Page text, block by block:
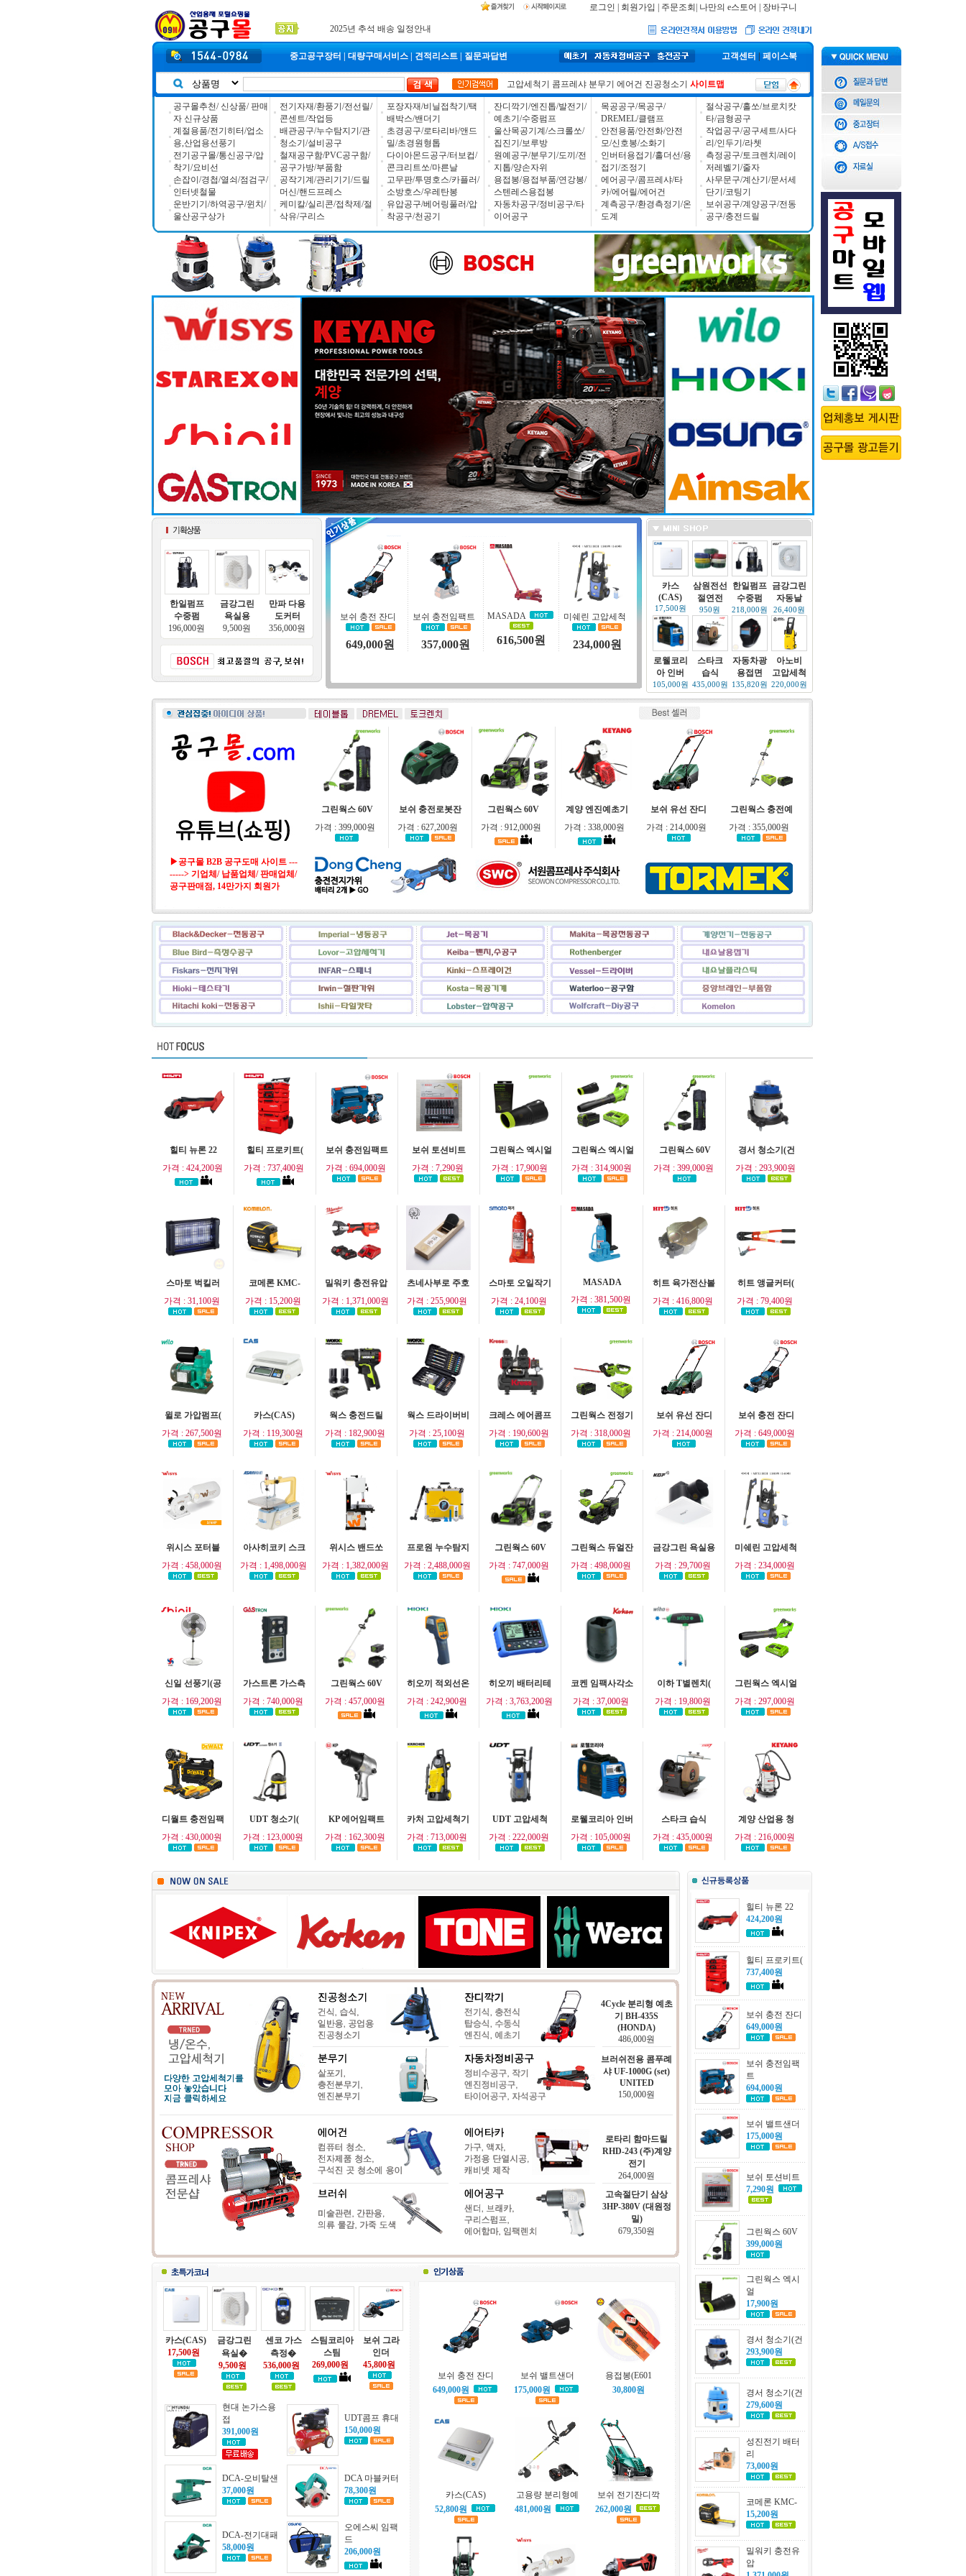
로그인 회원가입 주문조회 나만의 e스토어 장바구니
2025년 추석 배송 일정안내
중고공구장터 대량구매서비스 견적리스트 질문과답변 고객센터 페이스북
고압세척기 콤프레샤 분무기 에어건 진공청소기 사이트맵
공구몰추천/ 신상품/ 판매
자 신규상품
계절용품/전기히터/업소
용,산업용선풍기
전기공구몰/통신공구/압
착기/요비선
손잡이/경첩/열쇠/점검구/
인터넷철물
운반기기/하역공구/윈치/
울산공구상가
전기자재/환풍기/전선릴/
콘센트/작업등
배관공구/누수탐지기/관
청소기/설비공구
철재공구함/PVC공구함/
공구가방/부품함
공작기계/관리기기/드릴
머신/핸드프레스
케미칼/실리콘/접착제/절
삭유/구리스
포장자재/비닐접착기/택
배박스/밴더기
초경공구/로타리바/앤드
밀/초경원형톱
다이아몬드공구/터보컵/
콘크리트쏘/마른날
고무판/투명호스/카플러/
소방호스/우레탄봉
유압공구/베어링풀러/압
착공구/천공기
잔디깍기/엔진톱/발전기/
예초기/수중펌프
울산목공기계/스크롤쏘/
집진기/보루방
원예공구/분무기/도끼/전
지톱/양손자위
용접봉/용접부품/연강봉/
스텐레스용접봉
자동차공구/정비공구/타
이어공구
목공공구/목공구/
DREMEL/클램프
안전용품/안전화/안전
모/신호봉/소화기
인버터용접기/홀더선/용
접기/조정기
에어공구/콤프레샤/타
카/에어릴/에어건
계측공구/환경측정기/온
도계
절삭공구/홀쏘/브로치캇
타/금형공구
작업공구/공구세트/사다
리/인두기/라쳇
측정공구/토크렌치/레이
저레벨기/줄자
사무문구/계산기/문서세
단기/코팅기
보쉬공구/계양공구/전동
공구/충전드릴
한일펌프
수중펌
196,000원
금강그린
욕실용
9,500원
만파 다용
도커터
356,000원
보쉬 충전 잔디
649,000원
보쉬 충전임팩트 미쉐린 고압세척
하니웰 가스측정
1,869,000원
피셔 케미칼앵커
29,670원
보쉬 그라인더
45,800원
UDT 청소기(
123,000원
잉가솔랜드 에어
67,600원
코오롱 보안경
1,950원
UDT엔진 연막 콜라보 콤프레샤
185,000원
스탠리 테이블쏘
316,900원
윌로 펌프(농업
243,700원
인버터 용접기세
132,000원
시아 나무결내기
39,220원
루피지 RF-T
53,300원
루피지 HD-2
73,900원
카스
(CAS)
17,500원
삼원전선
절연전
950원
한일펌프
수중펌
218,000원
금강그린
자동날
26,400원
로웰코리
아 인버
105,000원
스타크
습식
435,000원
자동차광
용접면
135,820원
아노비
고압세척
220,000원
▶공구몰 B2B 공구도매 사이트 ---
-----> 기업체/ 납품업체/ 판매업체/
공구판매점, 14만가지 회원가
그린웍스 60V
가격 : 399,000원
보쉬 충전로봇잔
가격 : 627,200원
그린웍스 60V
가격 : 912,000원
계양 엔진예초기
가격 : 338,000원
보쉬 유선 잔디
가격 : 214,000원
그린웍스 충전예
가격 : 355,000원
힐티 뉴론 22
가격 : 424,200원
힐티 프로키트(
가격 : 737,400원
보쉬 충전임팩트
가격 : 694,000원
보쉬 토션비트
가격 : 7,290원
그린웍스 엑시얼
가격 : 17,900원
그린웍스 엑시얼
가격 : 314,900원
그린웍스 60V
가격 : 399,000원
경서 청소기(건
가격 : 293,900원
스마토 벅킬러
가격 : 31,100원
코메론 KMC-
가격 : 15,200원
밀워키 충전유압
가격 : 1,371,000원
츠네사부로 주호
가격 : 255,900원
스마토 오일작기
가격 : 24,100원
MASADA
가격 : 381,500원
히트 육가전산볼
가격 : 416,800원
히트 앵글커터(
가격 : 79,400원
윌로 가압펌프(
가격 : 267,500원
카스(CAS)
가격 : 119,300원
웍스 충전드릴
가격 : 182,900원
웍스 드라이버비
가격 : 25,100원
크레스 에어콤프
가격 : 190,600원
그린웍스 전정기
가격 : 318,000원
보쉬 유선 잔디
가격 : 214,000원
보쉬 충전 잔디
가격 : 649,000원
위시스 포터블
가격 : 458,000원
아사히코키 스크
가격 : 1,498,000원
위시스 밴드쏘
가격 : 1,382,000원
프로원 누수탐지
가격 : 2,488,000원
그린웍스 60V
가격 : 747,000원
그린웍스 듀얼잔
가격 : 498,000원
금강그린 욕실용
가격 : 29,700원
미쉐린 고압세척
가격 : 234,000원
신일 선풍기(공
가격 : 169,200원
가스트론 가스측
가격 : 740,000원
그린웍스 60V
가격 : 457,000원
히오끼 적외선온
가격 : 242,900원
히오끼 배터리테
가격 : 3,763,200원
코켄 임팩사각소
가격 : 37,000원
이하 T별렌치(
가격 : 19,800원
그린웍스 엑시얼
가격 : 297,000원
디월트 충전임팩
가격 : 430,000원
UDT 청소기(
가격 : 123,000원
KP 에어임팩트
가격 : 162,300원
카처 고압세척기
가격 : 713,000원
UDT 고압세척
가격 : 222,000원
로웰코리아 인버
가격 : 105,000원
스타크 습식
가격 : 435,000원
계양 산업용 청
가격 : 216,000원
4Cycle 분리형 예초
기 BH-435S
(HONDA)
486,000원
브러쉬전용 콤푸례
샤 UF-1000G (set)
UNITED
150,000원
로타리 함마드릴
RHD-243 (주)계양
전기
264,000원
고속절단기 삼상
3HP-380V (대원정
밀)
679,350원
카스(CAS)
17,500원
금강그린
욕실�
9,500원
센코 가스
측정�
536,000원
스팀코리아
스팀
269,000원
보쉬 그라
인더
45,800원
현대 논가스용
접
391,000원
UDT콤프 휴대
150,000원
DCA-오비탈샌
37,000원
DCA 마블커터
78,300원
DCA-전기대패
58,000원
오에스씨 임팩
드
206,000원
보쉬 충전 잔디
649,000원
보쉬 밸트샌더
175,000원
용접봉(E601
30,800원
카스(CAS)
52,800원
고용량 분리형예
481,000원
보쉬 전기잔디깍
262,000원
힐티 뉴론 22
424,200원
힐티 프로키트(
737,400원
보쉬 충전 잔디
649,000원
보쉬 충전임팩
트
694,000원
보쉬 밸트샌더
175,000원
보쉬 토션비트
7,290원
그린웍스 60V
399,000원
그린웍스 엑시
얼
17,900원
경서 청소기(건
293,900원
경서 청소기(건
279,600원
성진전기 배터
리
73,000원
코메론 KMC-
15,200원
밀워키 충전유
압